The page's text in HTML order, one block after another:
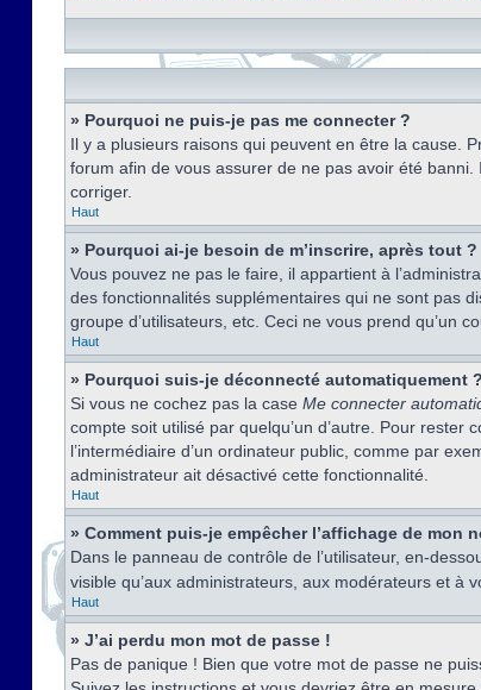
» Pourquoi ne puis-je pas me connecter ?
Il y a plusieurs raisons qui peuvent en être la cause.
forum afin de vous assurer de ne pas avoir été
corriger.
Haut
» Pourquoi ai-je besoin de m’inscrire, après tout ?
Vous pouvez ne pas le faire, il appartient à
des fonctionnalités supplémentaires qui ne sont pas
groupe d’utilisateurs, etc. Ceci ne vous prend qu’un
Haut
» Pourquoi suis-je déconnecté automatiquement ?
Si vous ne cochez pas la case Me connecter
compte soit utilisé par quelqu’un d’autre. Pour
l’intermédiaire d’un ordinateur public, comme par
administrateur ait désactivé cette fonctionnalité.
Haut
» Comment puis-je empêcher l’affichage de
Dans le panneau de contrôle de l’utilisateur, en-
visible qu’aux administrateurs, aux modérateurs et à
Haut
» J’ai perdu mon mot de passe !
Pas de panique ! Bien que votre mot de passe ne